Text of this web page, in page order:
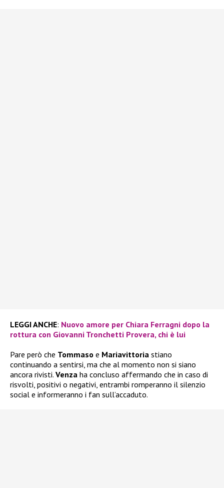
LEGGI ANCHE: Nuovo amore per Chiara Ferragni dopo la
rottura con Giovanni Tronchetti Provera, chi è lui
Pare però che Tommaso e Mariavittoria stiano
continuando a sentirsi, ma che al momento non si siano
ancora rivisti. Venza ha concluso affermando che in caso di
risvolti, positivi o negativi, entrambi romperanno il silenzio
social e informeranno i fan sull’accaduto.